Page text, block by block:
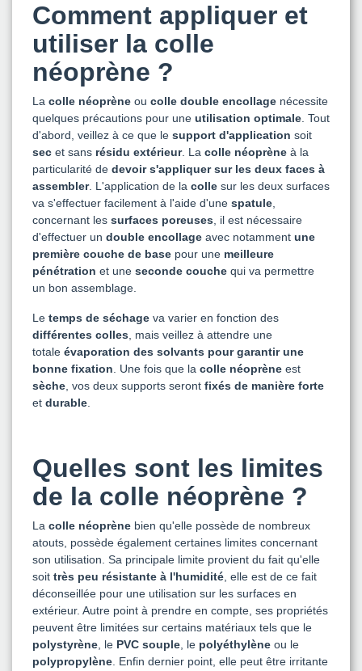
Comment appliquer et
utiliser la colle
néoprène ?
La colle néoprène ou colle double encollage nécessite
quelques précautions pour une utilisation optimale . Tout
d'abord, veillez à ce que le support d'application soit
sec et sans résidu extérieur. La colle néoprène à la
particularité de devoir s'appliquer sur les deux faces à
assembler. L'application de la colle sur les deux surfaces
va s'effectuer facilement à l'aide d'une spatule
concernant les surfaces poreuses , il est nécessaire
d'effectuer un double encollage avec notamment une
première couche de base pour une meilleure
pénétration et une seconde couche qui va permettre
un bon assemblage.
Le temps de séchage va varier en fonction des
différentes colles , mais veillez à attendre une
totale évaporation des solvants pour garantir une
bonne fixation . Une fois que la colle néoprène est
sèche , vos deux supports seront fixés de manière forte
et durable
Quelles sont les limites
de la colle néoprène ?
La colle néoprène bien qu'elle possède de nombreux
atouts, possède également certaines limites concernant
son utilisation. Sa principale limite provient du fait qu'elle
soit très peu résistante à l'humidité , elle est de ce fait
déconseillée pour une utilisation sur les surfaces en
extérieur. Autre point à prendre en compte, ses propriétés
peuvent être limitées sur certains matériaux tels que le
polystyrène , le PVC souple , le polyéthylène ou le
polypropylène . Enfin dernier point, elle peut être irritante